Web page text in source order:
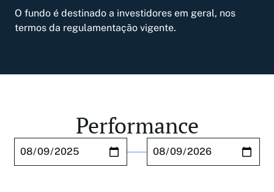
O fundo é destinado a investidores em geral, nos
termos da regulamentação vigente.
Performance